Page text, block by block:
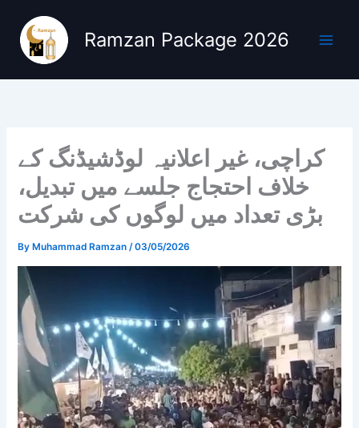
content
Ramzan Package 2026
کراچی، غیر اعلانیہ لوڈشیڈنگ کے
خلاف احتجاج جلسے میں تبدیل،
بڑی تعداد میں لوگوں کی شرکت
By Muhammad Ramzan/03/05/2026